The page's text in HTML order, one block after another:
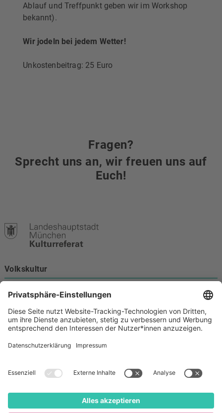
Ablauf und Treffpunkt geben wir im Workshop
bekannt).
Wir jodeln bei jedem Wetter!
Unkostenbeitrag: 25 Euro
Fragen?
Sprecht uns an, wir freuen uns auf
Euch!
Volkskultur
80331 München
Kontakt
089 233-21172
volkskultur@muenchen.de
Volkskultur auf Facebook
Volkskultur Instagram
Volkskultur auf Youtube